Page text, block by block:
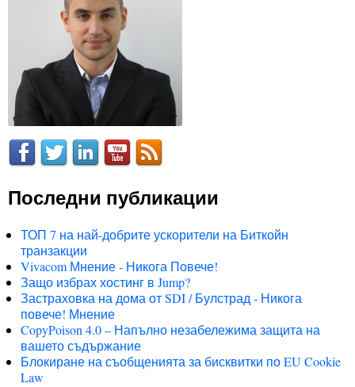
Последни публикации
ТОП 7 на най-добрите ускорители на Биткойн
транзакции
Vivacom Мнение - Никога Повече!
Защо избрах хостинг в Jump?
Застраховка на дома от SDI / Булстрад - Никога
повече! Мнение
CopyPoison 4.0 – Напълно незабележима защита на
вашето съдържание
Блокиране на съобщенията за бисквитки по EU Cookie
Law